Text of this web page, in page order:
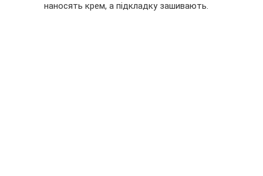
наносять крем, а підкладку зашивають.